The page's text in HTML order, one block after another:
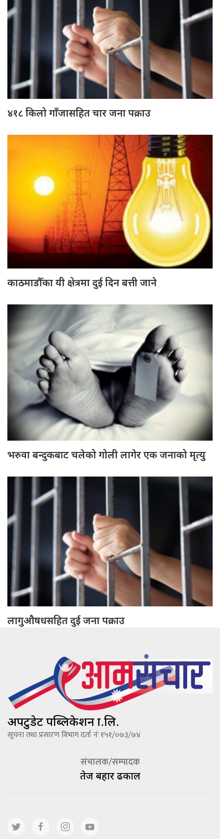
४१८ किलो गाँजासहित चार जना पक्राउ
काठमाडौँका यी क्षेत्रमा दुई दिन बत्ती जाने
भरुवा बन्दुकबाट चलेको गोली लागेर एक जनाको मृत्यु
लागुऔषधसहित दुई जना पक्राउ
अपटुडेट पब्लिकेशन प्रा.लि.
सूचना तथा प्रसारण विभाग दर्ता नंः १५१/०७३/७४
संचालक/सम्पादक
तेज बहादूर ढकाल